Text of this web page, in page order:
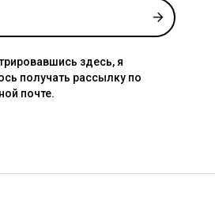
здесь, я
получать рассылку по
почте.